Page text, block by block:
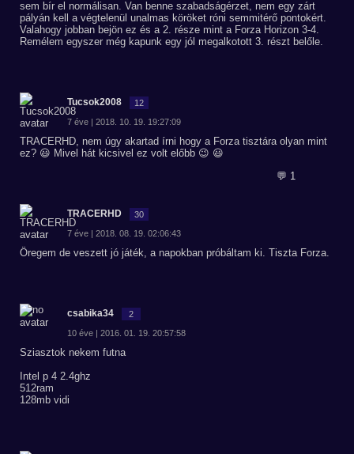
sem bír el normálisan. Van benne szabadságérzet, nem egy zárt
pályán kell a végtelenül unalmas köröket róni semmitérő pontokért.
Valahogy jobban bejön ez és a 2. része mint a Forza Horizon 3-4.
Remélem egyszer még kapunk egy jól megalkotott 3. részt belőle.
Tucsok2008 12
7 éve | 2018. 10. 19. 19:27:09
TRACERHD, nem úgy akartad írni hogy a Forza tisztára olyan mint
ez? 😃 Mivel hát kicsivel ez volt előbb 😉 😃
💬 1
TRACERHD 30
7 éve | 2018. 08. 19. 02:06:43
Öregem de veszett jó játék, a napokban próbáltam ki. Tiszta Forza.
csabika34 2
10 éve | 2016. 01. 19. 20:57:58
Sziasztok nekem futna
Intel p 4 2.4ghz
512ram
128mb vidi